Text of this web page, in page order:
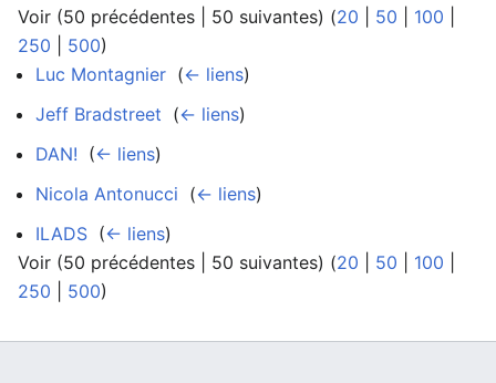
Voir (50 précédentes | 50 suivantes) (20 50 100
250
500)
Luc Montagnier (← liens)
Jeff Bradstreet (← liens)
DAN! (← liens)
Nicola Antonucci (← liens)
ILADS (← liens)
Voir (50 précédentes | 50 suivantes) (20 50 100
250
500)